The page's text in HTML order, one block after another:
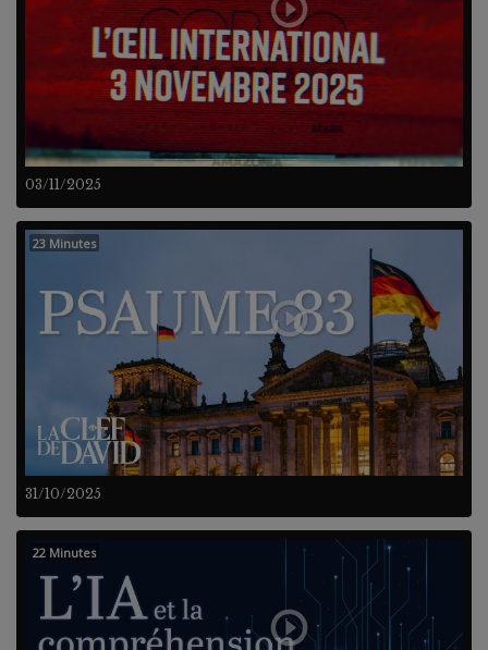
03/11/2025
31/10/2025
23 Minutes
22 Minutes